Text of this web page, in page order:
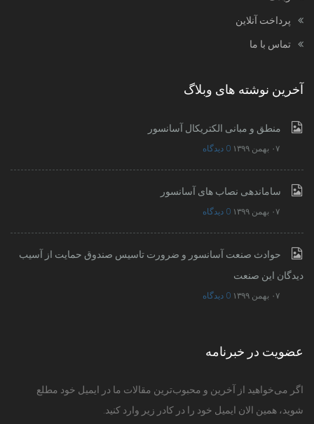
پرداخت آنلاین
تماس با ما
آخرین نوشته های وبلاگ
منطق و مبانی الکتریکال آسانسور
۰۷ بهمن ۱۳۹۹ 0 دیدگاه
ساماندهی نصاب های آسانسور
۰۷ بهمن ۱۳۹۹ 0 دیدگاه
حوادث صنعت آسانسور و ضرورت تاسیس صندوق حمایت از آسیب
دیدگان این صنعت
۰۷ بهمن ۱۳۹۹ 0 دیدگاه
عضویت در خبرنامه
اگر می‌خواهید از آخرین و محبوب‌ترین مقالات ما در ایمیل خود مطلع
شوید، همین الان ایمیل خود را در کادر زیر وارد کنید.